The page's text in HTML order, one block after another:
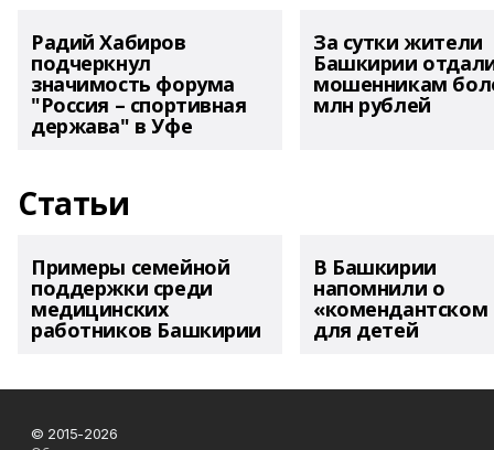
Радий Хабиров
подчеркнул
значимость форума
"Россия – спортивная
держава" в Уфе
За сутки жители
Башкирии
мошенникам
млн рублей
Статьи
Примеры семейной
поддержки среди
медицинских
работников Башкирии
В Башкирии
напомнили о
«комендантском
для детей
© 2015-2026